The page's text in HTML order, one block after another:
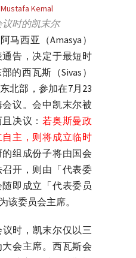
时的凯末尔
马西亚（Amasya）
告，决定于最短时
的西瓦斯（Sivas）
北部，参加在7月23
议。会中凯末尔被
决议：若奥斯曼政
主，则将成立临时
组成份子将由国会
开，则由「代表委
即成立「代表委员
该委员会主席。
时，凯末尔仅以三
会主席。西瓦斯会